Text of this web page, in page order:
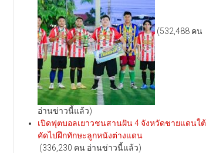
(532,488 คน
อ่านข่าวนี้แล้ว)
เปิดฟุตบอลเยาวชนสานฝัน 4 จังหวัดชายแดนใต้
คัดไปฝึกทักษะลูกหนังต่างแดน
(336,230 คน อ่านข่าวนี้แล้ว)